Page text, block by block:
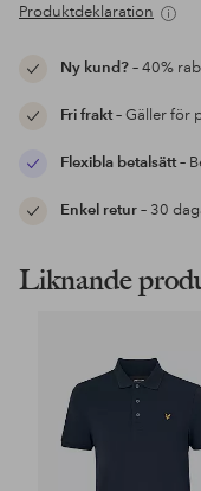
Produktdeklaration
Ny kund?– 40%
Fri frakt– Gäller för
Flexibla betalsätt–
Enkel retur– 30
Liknande